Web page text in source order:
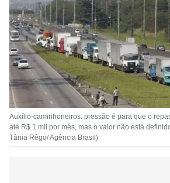
Auxílio-caminhoneiros: pressão é para que o
até R$ 1 mil por mês, mas o valor não está
Tânia Rêgo/ Agência Brasil)